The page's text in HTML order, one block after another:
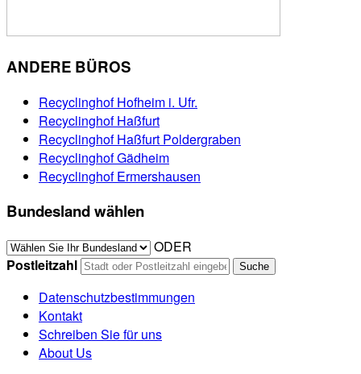
ANDERE BÜROS
Recyclinghof Hofheim i. Ufr.
Recyclinghof Haßfurt
Recyclinghof Haßfurt Poldergraben
Recyclinghof Gädheim
Recyclinghof Ermershausen
Bundesland wählen
ODER
Postleitzahl
Datenschutzbestimmungen
Kontakt
Schreiben Sie für uns
About Us